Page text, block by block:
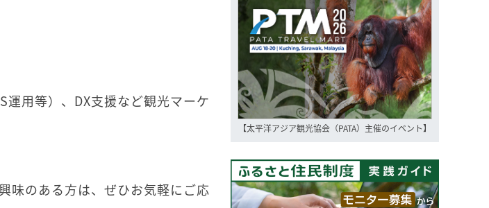
用等）、DX支援など観光マーケ
味のある方は、ぜひお気軽にご応
【太平洋アジア観光協会（PATA）主催のイベント】